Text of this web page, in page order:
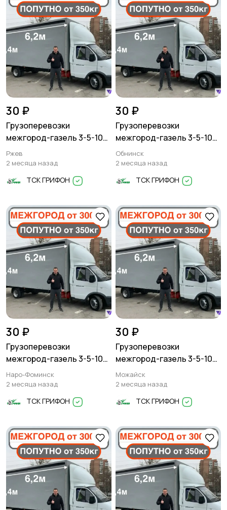
30 ₽
Грузоперевозки
межгород-газель 3-5-10
тонн
Ржев
2 месяца назад
ТСК ГРИФОН
30 ₽
Грузоперевозки
межгород-газель 3-5-10
тонн
Обнинск
2 месяца назад
ТСК ГРИФОН
30 ₽
Грузоперевозки
межгород-газель 3-5-10
тонн
Наро-Фоминск
2 месяца назад
ТСК ГРИФОН
30 ₽
Грузоперевозки
межгород-газель 3-5-10
тонн
Можайск
2 месяца назад
ТСК ГРИФОН